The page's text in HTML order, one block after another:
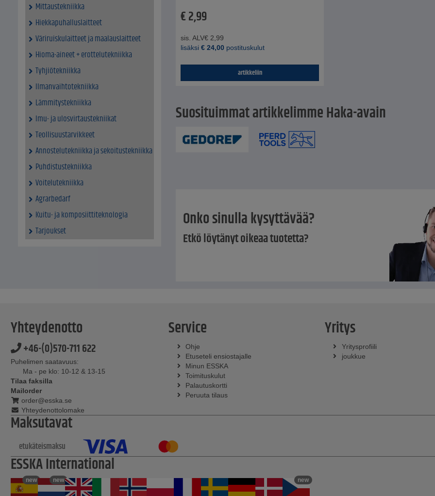
Mittaustekniikka
Hiekkapuhalluslaitteet
Väriruiskulaitteet ja maalauslaitteet
Hioma-aineet + erottelutekniikka
Tyhjiötekniikka
Ilmanvaihtotekniikka
Lämmitystekniikka
Imu- ja ulosvirtaustekniikat
Teollisuustarvikkeet
Annostelutekniikka ja sekoitustekniikka
Puhdistustekniikka
Voitelutekniikka
Agrarbedarf
Kuitu- ja komposiittiteknologia
Tarjoukset
€2,99
sis. ALV€ 2,99
lisäksi € 24,00 postituskulut
artikkeliin
Suosituimmat artikkelimme Haka-avain
Onko sinulla kysyttävää?
Etkö löytänyt oikeaa tuotetta?
Yhteydenotto
+46-(0)570-711 622
Puhelimen saatavuus:
Ma - pe klo: 10-12 & 13-15
Tilaa faksilla
Mailorder
order@esska.se
Yhteydenottolomake
Service
Ohje
Etuseteli ensiostajalle
Minun ESSKA
Toimituskulut
Palautuskortti
Peruuta tilaus
Yritys
Yritysprofiili
joukkue
Maksutavat
etukäteismaksu
ESSKA International
new new new